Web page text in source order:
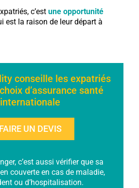
c’estune opportunité
est la raison de leur départ à
conseille les expatriés
d’assurance santé
internationale
FAIRE UN DEVIS
c’est aussi vérifier que sa
couverte en cas de maladie,
ou d’hospitalisation.